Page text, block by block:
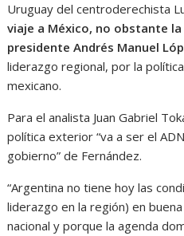
Uruguay del centroderechista
viaje a México, no obstante
presidente Andrés Manuel
liderazgo regional, por la
mexicano.
Para el analista Juan Gabriel
política exterior “va a ser el
gobierno” de Fernández.
“Argentina no tiene hoy las
liderazgo en la región) en
nacional y porque la agenda